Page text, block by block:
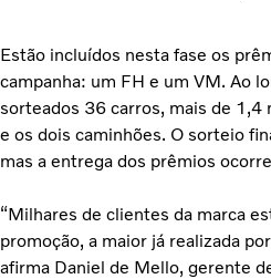
Estão incluídos nesta fase os
campanha: um FH e um VM. Ao
sorteados 36 carros, mais de
e os dois caminhões. O sorteio
mas a entrega dos prêmios
“Milhares de clientes da marca
promoção, a maior já realizada
afirma Daniel de Mello, gerente